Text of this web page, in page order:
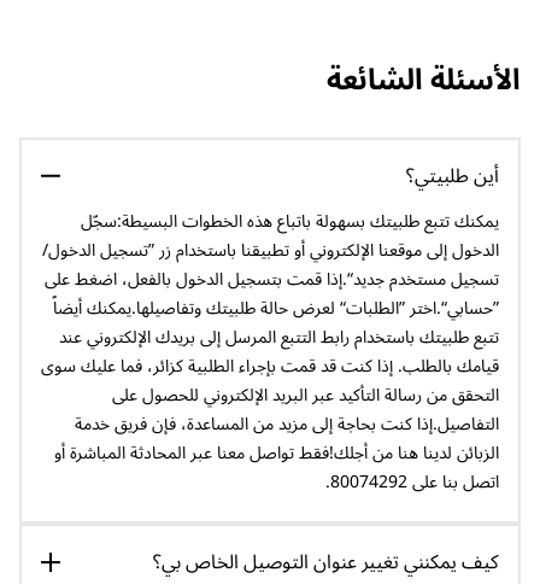
الأسئلة الشائعة
أين طلبيتي؟
يمكنك تتبع طلبيتك بسهولة باتباع هذه الخطوات البسيطة:سجّل
الدخول إلى موقعنا الإلكتروني أو تطبيقنا باستخدام زر ”تسجيل الدخول/
تسجيل مستخدم جديد“.إذا قمت بتسجيل الدخول بالفعل، اضغط على
”حسابي“.اختر ”الطلبات“ لعرض حالة طلبيتك وتفاصيلها.يمكنك أيضاً
تتبع طلبيتك باستخدام رابط التتبع المرسل إلى بريدك الإلكتروني عند
قيامك بالطلب. إذا كنت قد قمت بإجراء الطلبية كزائر، فما عليك سوى
التحقق من رسالة التأكيد عبر البريد الإلكتروني للحصول على
التفاصيل.إذا كنت بحاجة إلى مزيد من المساعدة، فإن فريق خدمة
الزبائن لدينا هنا من أجلك!فقط تواصل معنا عبر المحادثة المباشرة أو
اتصل بنا على 80074292.
كيف يمكنني تغيير عنوان التوصيل الخاص بي؟